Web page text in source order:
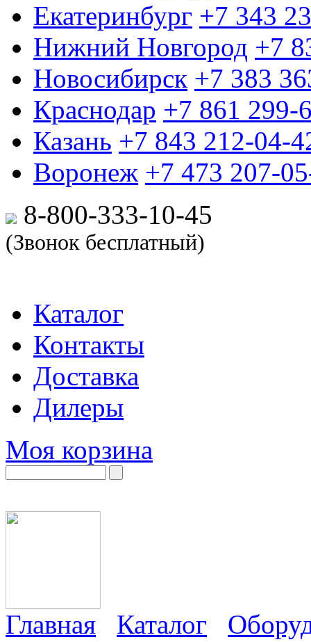
Екатеринбург +7 343
Нижний Новгород +7
Новосибирск +7 383
Краснодар +7 861 299-
Казань +7 843 212-04-
Воронеж +7 473 207-
8-800-333-10-45
(Звонок бесплатный)
Каталог
Контакты
Доставка
Дилеры
Моя корзина
Главная Каталог